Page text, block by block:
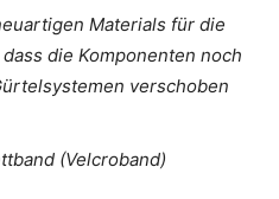
Materials für die
die Komponenten noch
verschoben
(Velcroband)